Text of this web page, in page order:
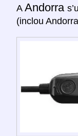
A Andorra
(inclou